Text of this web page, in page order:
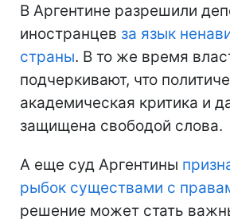
В Аргентине разрешили
иностранцев за язык
страны. В то же время
подчеркивают, что
академическая критика и
защищена свободой слова.
А еще суд Аргентины
рыбок существами с
решение может стать